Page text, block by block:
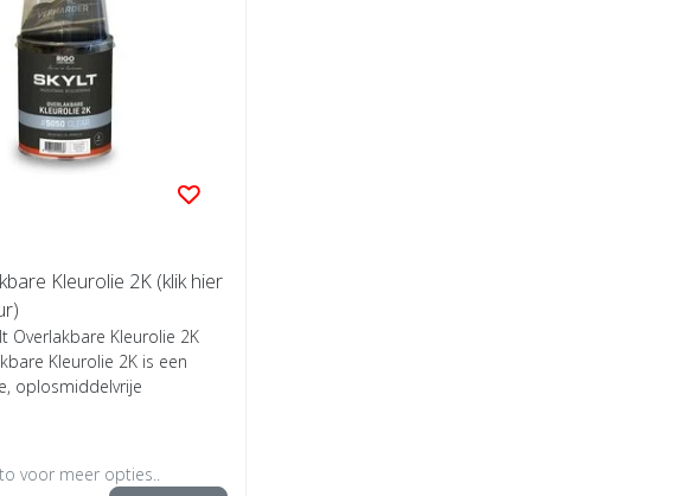
Kleurolie 2K (klik hier
Overlakbare Kleurolie 2K
Kleurolie 2K is een
oplosmiddelvrije
voor meer opties..